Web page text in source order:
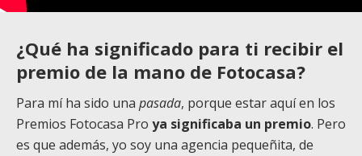
¿Qué ha significado para ti recibir el
premio de la mano de Fotocasa?
Para mí ha sido una pasada, porque estar aquí en los
Premios Fotocasa Pro ya significaba un premio. Pero
es que además, yo soy una agencia pequeñita, de